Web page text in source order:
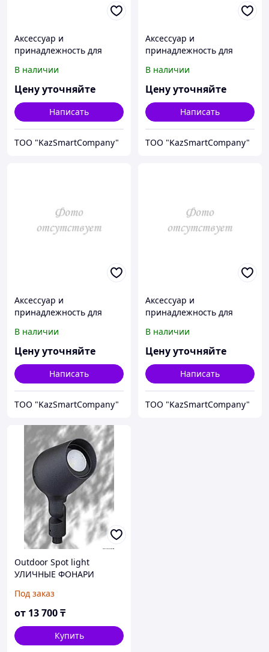
Аксессуар и
принадлежность для
калибровки Fluke
Calibration 3110-1
В наличии
Цену уточняйте
Написать
ТОО "KazSmartCompany"
Аксессуар и
принадлежность для
калибровки Fluke
Calibration 3109-Y
В наличии
Цену уточняйте
Написать
ТОО "KazSmartCompany"
Аксессуар и
принадлежность для
калибровки Fluke
Calibration 3110-2
В наличии
Цену уточняйте
Написать
ТОО "KazSmartCompany"
Аксессуар и
принадлежность для
калибровки Fluke
Calibration 3110-3
В наличии
Цену уточняйте
Написать
ТОО "KazSmartCompany"
Outdoor Spot light
УЛИЧНЫЕ ФОНАРИ
(аксессуары)
Под заказ
от 13 700₸
Купить